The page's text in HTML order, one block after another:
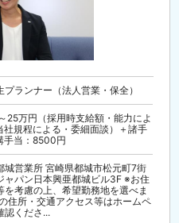
プランナー（法人営業・保全）
25万円（採用時支給額・能力によ
社規程による・委細面談）＋諸手
手当：8500円
営業所 宮崎県都城市松元町7街
パン日本興亜都城ビル3F ※お住
を考慮の上、希望勤務地を選べま
住所・交通アクセス等はホームペ
認くださ...